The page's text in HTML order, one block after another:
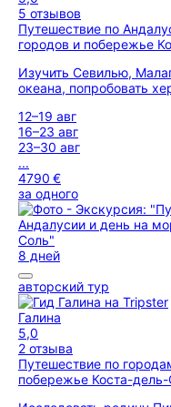
5 отзывов
Путешествие по
городов и побережье
Изучить Севилью,
океана, попробовать
12–19 авг
16–23 авг
23–30 авг
...
4790 €
за одного
8 дней
авторский тур
Галина
5,0
2 отзыва
Путешествие по
побережье Коста-дель-